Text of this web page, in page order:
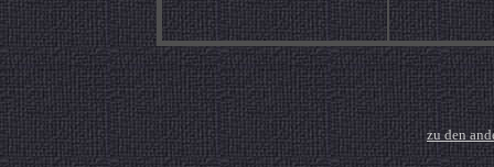
zu den